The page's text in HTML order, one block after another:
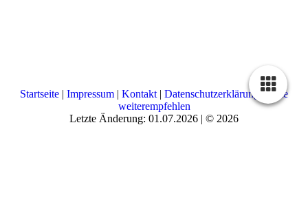
Startseite | Impressum | Kontakt | Datenschutzerklärung |Seite
weiterempfehlen
Letzte Änderung: 01.07.2026 | © 2026